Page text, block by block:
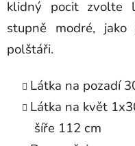
klidný pocit zvolte
stupně modré,
polštáři.
Látka na pozadí
Látka na květ
šíře 112 cm